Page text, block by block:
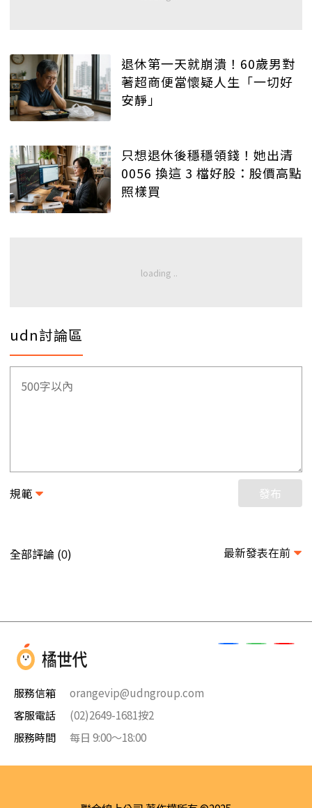
退休第一天就崩潰！60歲男對
著超商便當懷疑人生「一切好
安靜」
只想退休後穩穩領錢！她出清
0056 換這 3 檔好股：股價高點
照樣買
udn討論區
規範 發布
全部評論 (0) 最新發表在前
服務信箱
orangevip@udngroup.com
客服電話
(02)2649-1681按2
服務時間
每日 9:00～18:00